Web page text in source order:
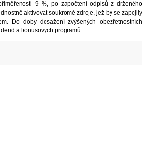
9 %, po započtení odpisů z drženého
aktivovat soukromé zdroje, jež by se zapojily
Do doby dosažení zvýšených obezřetnostních
a bonusových programů.